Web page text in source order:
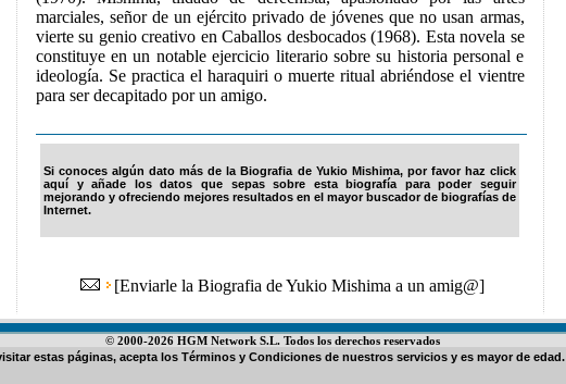
marciales, señor de un ejército privado de jóvenes que no usan armas,
vierte su genio creativo en Caballos desbocados (1968). Esta novela se
constituye en un notable ejercicio literario sobre su historia personal e
ideología. Se practica el haraquiri o muerte ritual abriéndose el vientre
para ser decapitado por un amigo.
Si conoces algún dato más de la Biografia de Yukio Mishima, por favor haz click
aquí y añade los datos que sepas sobre esta biografía para poder seguir
mejorando y ofreciendo mejores resultados en el mayor buscador de biografías de
Internet.
[Enviarle la Biografia de Yukio Mishima a un amig@]
© 2000-2026 HGM Network S.L. Todos los derechos reservados
estas páginas, acepta los Términos y Condiciones de nuestros servicios y es mayor de edad.